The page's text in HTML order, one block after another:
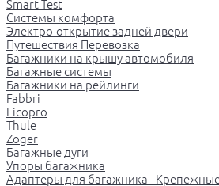
Smart Test
Системы комфорта
Электро-открытие задней двери
Путешествия Перевозка
Багажники на крышу автомобиля
Багажные системы
Багажники на рейлинги
Fabbri
Ficopro
Thule
Zoger
Багажные дуги
Упоры багажника
Адаптеры для багажника -